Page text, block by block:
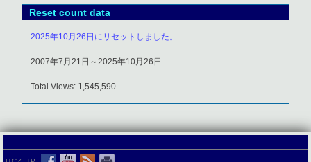
Reset count data
2025年10月26日にリセットしました。
2007年7月21日～2025年10月26日
Total Views: 1,545,590